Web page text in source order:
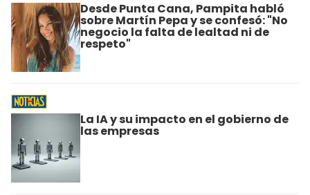
Desde Punta Cana, Pampita habló
sobre Martín Pepa y se confesó: "No
negocio la falta de lealtad ni de
respeto"
La IA y su impacto en el gobierno de
las empresas